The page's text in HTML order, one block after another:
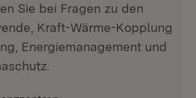
Sie bei Fragen zu den
Kraft-Wärme-Kopplung
Energiemanagement und